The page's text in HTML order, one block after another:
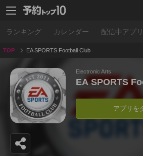
ランキング カレンダー 配信中アプリ
TOP EA SPORTS Football Club
Electronic Arts
EA SPORTS
アプリを